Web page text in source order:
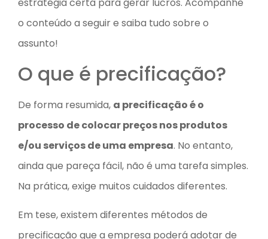
estratégia certa para gerar lucros. Acompanhe
o conteúdo a seguir e saiba tudo sobre o
assunto!
O que é precificação?
De forma resumida, a precificação é o
processo de colocar preços nos produtos
e/ou serviços de uma empresa. No entanto,
ainda que pareça fácil, não é uma tarefa simples.
Na prática, exige muitos cuidados diferentes.
Em tese, existem diferentes métodos de
precificação que a empresa poderá adotar de